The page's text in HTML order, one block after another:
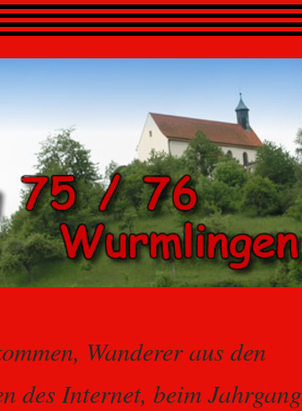
Wanderer aus den
des Internet, beim Jahrgang